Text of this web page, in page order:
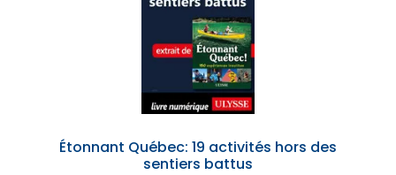
Étonnant Québec: 19 activités hors des
sentiers battus